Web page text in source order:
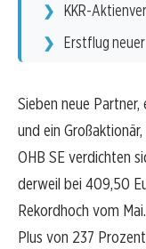
KKR-
Erstflug
Sieben neue
und ein
OHB SE verdichten
derweil bei 409,50
Rekordhoch vom
Plus von 237